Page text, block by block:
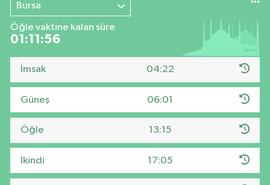
Bursa
Öğle vaktine kalan süre
01:11:55
İmsak 04:22
Güneş 06:01
Öğle 13:15
İkindi 17:05